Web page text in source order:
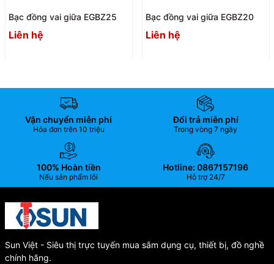
Bạc đồng vai giữa EGBZ25
Liên hệ
Bạc đồng vai giữa EGBZ20
Liên hệ
Vận chuyển miễn phí
Hóa đơn trên 10 triệu
Đổi trả miễn phí
Trong vòng 7 ngày
100% Hoàn tiền
Nếu sản phẩm lỗi
Hotline: 0867157196
Hỗ trợ 24/7
Sun Việt - Siêu thị trực tuyến mua sắm dụng cụ, thiết bị, đồ nghề
chính hãng.